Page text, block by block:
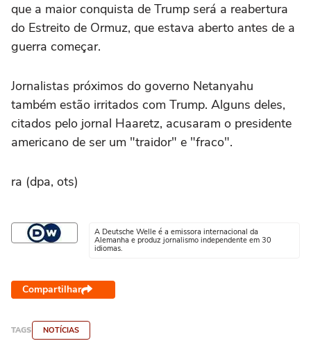
que a maior conquista de Trump será a reabertura
do Estreito de Ormuz, que estava aberto antes de a
guerra começar.
Jornalistas próximos do governo Netanyahu
também estão irritados com Trump. Alguns deles,
citados pelo jornal Haaretz, acusaram o presidente
americano de ser um "traidor" e "fraco".
ra (dpa, ots)
A Deutsche Welle é a emissora internacional da
Alemanha e produz jornalismo independente em 30
idiomas.
Compartilhar
TAGS NOTÍCIAS